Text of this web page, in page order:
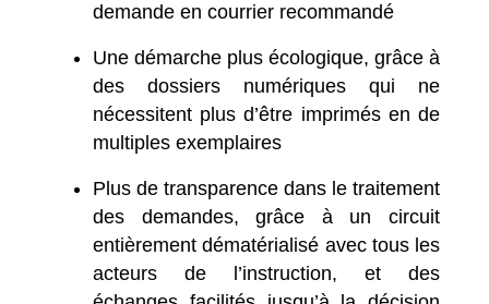
demande en courrier recommandé
Une démarche plus écologique, grâce à
des dossiers numériques qui ne
nécessitent plus d’être imprimés en de
multiples exemplaires
Plus de transparence dans le traitement
des demandes, grâce à un circuit
entièrement dématérialisé avec tous les
acteurs de l’instruction, et des